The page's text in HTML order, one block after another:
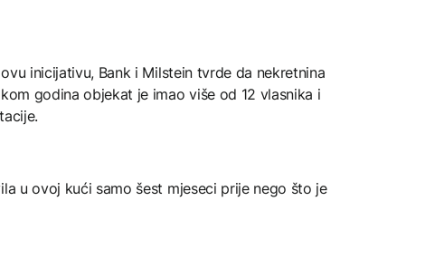
inicijativu, Bank i Milstein tvrde da nekretnina
godina objekat je imao više od 12 vlasnika i
u ovoj kući samo šest mjeseci prije nego što je